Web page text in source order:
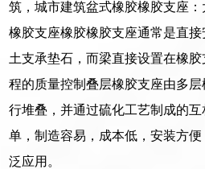
筑，城市建筑盆式橡胶橡胶支座
橡胶支座橡胶橡胶支座通常是直
土支承垫石，而梁直接设置在橡
程的质量控制叠层橡胶支座由多
行堆叠，并通过硫化工艺制成的
单，制造容易，成本低，安装方
泛应用。